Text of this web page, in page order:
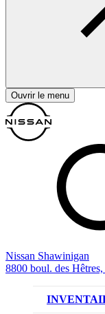
Ouvrir le menu
Nissan Shawinigan
8800 boul. des